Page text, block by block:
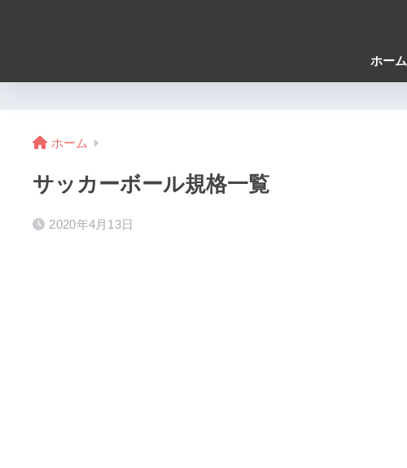
ホーム
ホーム
サッカーボール規格一覧
2020年4月13日